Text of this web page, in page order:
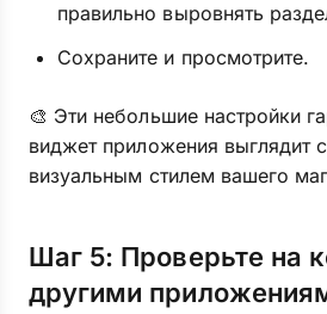
правильно выровнять
Сохраните и просмотрите.
🎨 Эти небольшие настройки
виджет приложения выглядит
визуальным стилем вашего
Шаг 5: Проверьте на
другими